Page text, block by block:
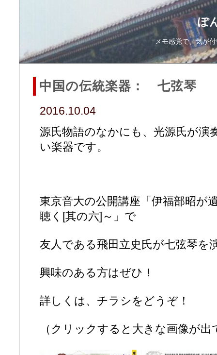
ぽ
メモ感覚で、気が
中国の伝統楽器： 七弦琴
2016.10.04
源氏物語のなかにも、光源氏が演
い楽器です。
東京音大の公開講座「伊福部昭が
聴く[其の六]～」で
友人である飛田立史氏が七弦琴を
興味のある方はぜひ！
詳しくは、チラシをどうぞ！
（クリックすると大きな画像が